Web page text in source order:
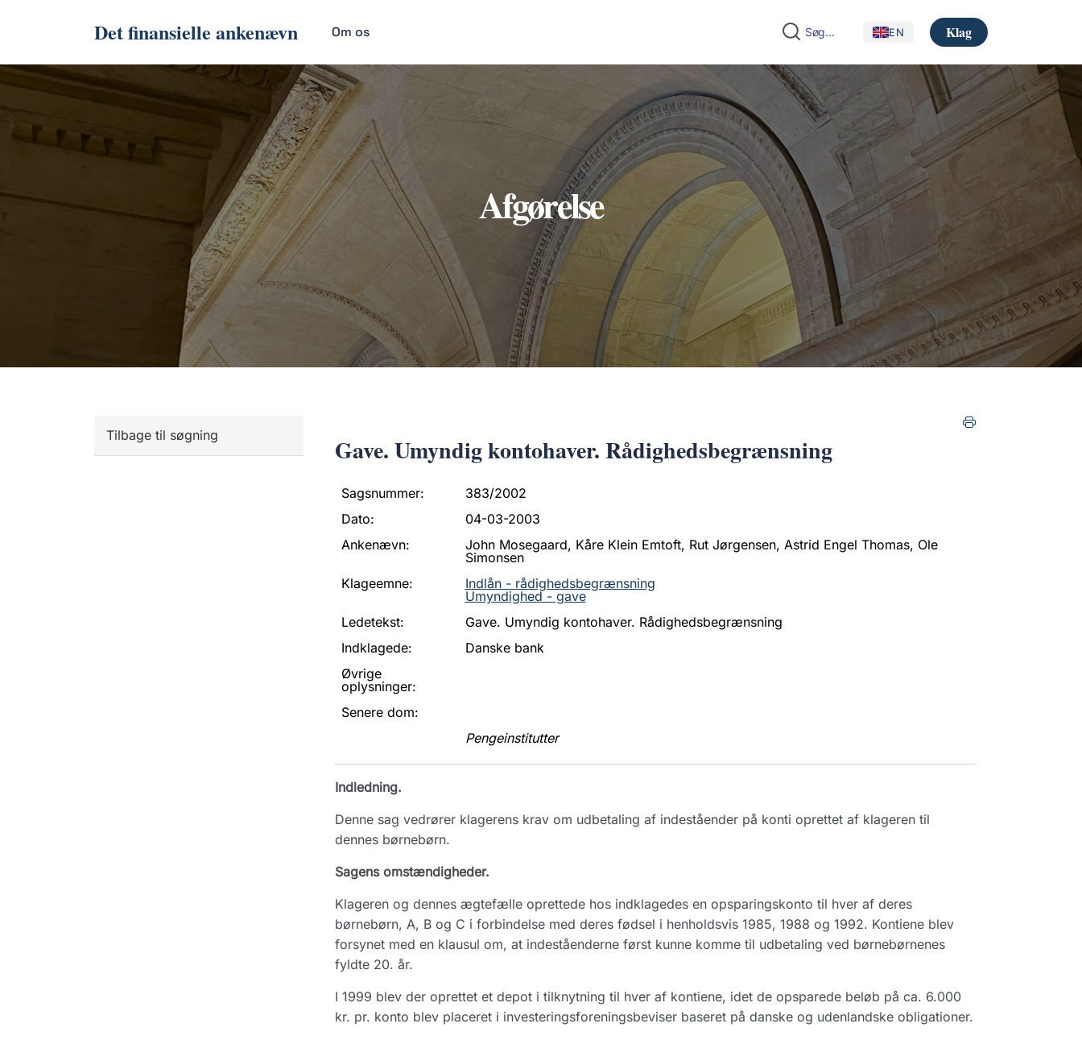
Det finansielle ankenævn Om os EN Klag
Afgørelse
Tilbage til søgning Gave. Umyndig kontohaver. Rådighedsbegrænsning
Sagsnummer:
383/2002
Dato:
04-03-2003
Ankenævn:
John Mosegaard, Kåre Klein Emtoft, Rut Jørgensen, Astrid Engel Thomas, Ole
Simonsen
Klageemne:
Indlån - rådighedsbegrænsning
Umyndighed - gave
Ledetekst:
Gave. Umyndig kontohaver. Rådighedsbegrænsning
Indklagede:
Danske bank
Øvrige
oplysninger:
Senere dom:
Pengeinstitutter
Indledning.
Denne sag vedrører klagerens krav om udbetaling af indeståender på konti oprettet af klageren til
dennes børnebørn.
Sagens omstændigheder.
Klageren og dennes ægtefælle oprettede hos indklagedes en opsparingskonto til hver af deres
børnebørn, A, B og C i forbindelse med deres fødsel i henholdsvis 1985, 1988 og 1992. Kontiene blev
forsynet med en klausul om, at indeståenderne først kunne komme til udbetaling ved børnebørnenes
fyldte 20. år.
I 1999 blev der oprettet et depot i tilknytning til hver af kontiene, idet de opsparede beløb på ca. 6.000
kr. pr. konto blev placeret i investeringsforeningsbeviser baseret på danske og udenlandske obligationer.